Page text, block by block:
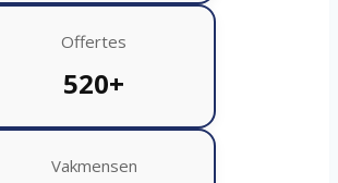
Offertes
520+
Vakmensen